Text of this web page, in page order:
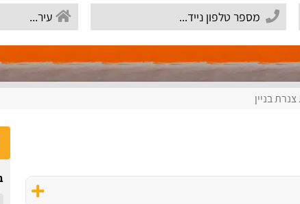
בניין